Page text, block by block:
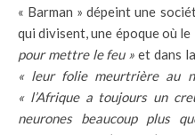
« Barman » dépeint une
qui divisent, une époque où le
pour mettre le feu » et dans
« leur folie meurtrière au
« l’Afrique a toujours un
neurones beaucoup plus